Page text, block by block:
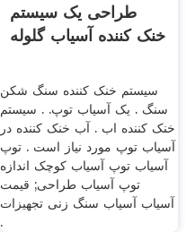
طراحی یک سیستم
خنک کننده آسیاب گلوله
سیستم خنک کننده سنگ شکن
سنگ . یک آسیاب توپ. . سیستم
خنک کننده اب . آب خنک کننده در
آسیاب توپ مورد نیاز است . توپ
آسیاب توپ آسیاب کوچک اندازه
توپ آسیاب طراحی; قیمت
آسیاب آسیاب سنگ زنی تجهیزات
.